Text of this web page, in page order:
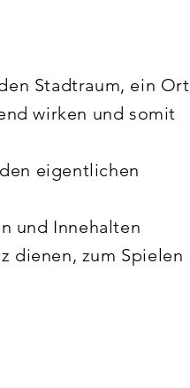
Stadtraum, ein Ort
wirken und somit
eigentlichen
und Innehalten
dienen, zum Spielen